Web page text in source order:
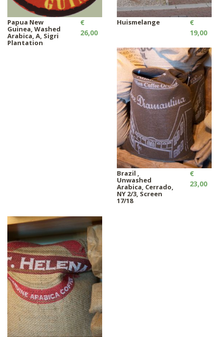
Papua New
Guinea, Washed
Arabica, A, Sigri
Plantation
€
26,00
Huismelange
€
19,00
Brazil ,
Unwashed
Arabica, Cerrado,
NY 2/3, Screen
17/18
€
23,00